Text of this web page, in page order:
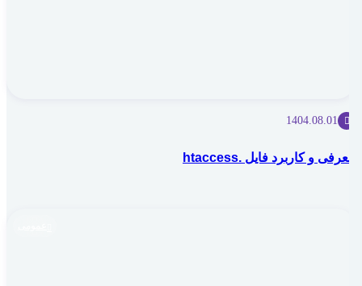
1404.08.01
معرفی و کاربرد فایل .htaccess